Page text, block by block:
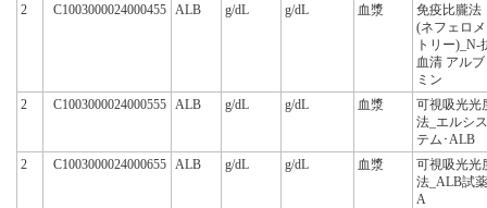
2
C1003000024000455 ALB g/dL g/dL 血漿
免疫比朧法
(ネフェロメ
トリー)_N-
血清 アルブ
ミン
2
C1003000024000555 ALB g/dL g/dL 血漿
可視吸光光
法_エルシス
テム･ALB
2
C1003000024000655 ALB g/dL g/dL 血漿
可視吸光光
法_ALB試
A